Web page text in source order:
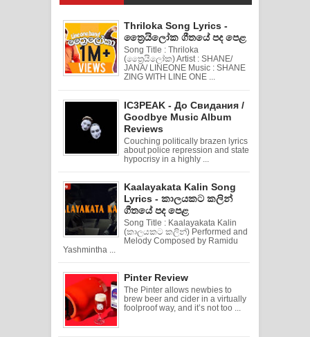
Thriloka Song Lyrics -
ත්‍රෛයිලෝක ගීතයේ පද පෙළ
Song Title : Thriloka
(ත්‍රෛයිලෝක) Artist : SHANE/
JANA/ LINEONE Music : SHANE
ZING WITH LINE ONE ...
IC3PEAK - До Свидания /
Goodbye Music Album
Reviews
Couching politically brazen lyrics
about police repression and state
hypocrisy in a highly ...
Kaalayakata Kalin Song
Lyrics - කාලයකට කලින්
ගීතයේ පද පෙළ
Song Title : Kaalayakata Kalin
(කාලයකට කලින්) Performed and
Melody Composed by Ramidu
Yashmintha ...
Pinter Review
The Pinter allows newbies to
brew beer and cider in a virtually
foolproof way, and it’s not too ...